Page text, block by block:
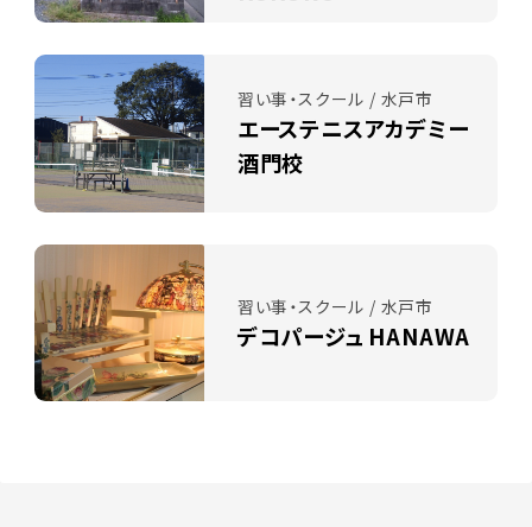
習い事・スクール / 水戸市
エーステニスアカデミー
酒門校
習い事・スクール / 水戸市
デコパージュ HANAWA